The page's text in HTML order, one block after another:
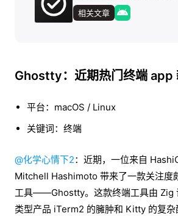
相关文章
Ghostty：近期热门终端 app
平台：macOS / Linux
关键词：终端
@化学心情下2：近期，一位来自
Mitchell Hashimoto 带来了一款关注度
工具——Ghostty。这款终端工具由 Zig
类型产品 iTerm2 的臃肿和 Kitty 的复